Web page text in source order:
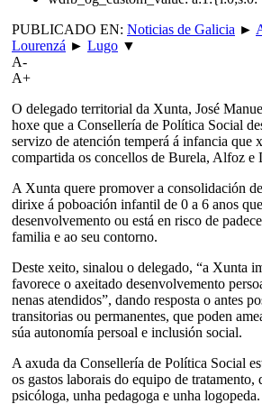
PUBLICADO EN: Noticias de Galicia ►
Lourenzá ► Lugo ▼
A-
A+
O delegado territorial da Xunta, José
hoxe que a Consellería de Política Social
servizo de atención temperá á infancia que
compartida os concellos de Burela, Alfoz e
A Xunta quere promover a consolidación
dirixe á poboación infantil de 0 a 6 anos
desenvolvemento ou está en risco de
familia e ao seu contorno.
Deste xeito, sinalou o delegado, “a Xunta
favorece o axeitado desenvolvemento
nenas atendidos”, dando resposta o antes
transitorias ou permanentes, que poden
súa autonomía persoal e inclusión social.
A axuda da Consellería de Política Social
os gastos laborais do equipo de tratamento,
psicóloga, unha pedagoga e unha logopeda.